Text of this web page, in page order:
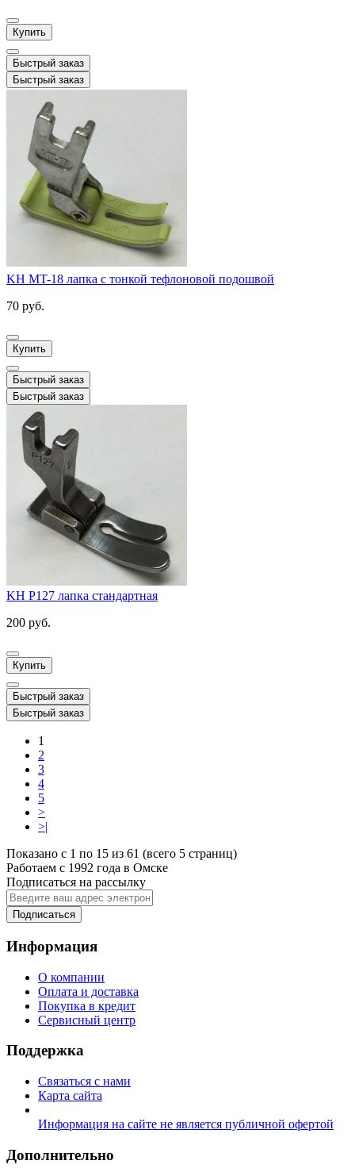
Купить
Быстрый заказ
Быстрый заказ
KH MT-18 лапка с тонкой тефлоновой подошвой
70 руб.
Купить
Быстрый заказ
Быстрый заказ
KH P127 лапка стандартная
200 руб.
Купить
Быстрый заказ
Быстрый заказ
1
2
3
4
5
>
>|
Показано с 1 по 15 из 61 (всего 5 страниц)
Работаем с 1992 года в Омске
Подписаться на рассылку
Подписаться
Информация
О компании
Оплата и доставка
Покупка в кредит
Сервисный центр
Поддержка
Связаться с нами
Карта сайта
Информация на сайте не является публичной офертой
Дополнительно